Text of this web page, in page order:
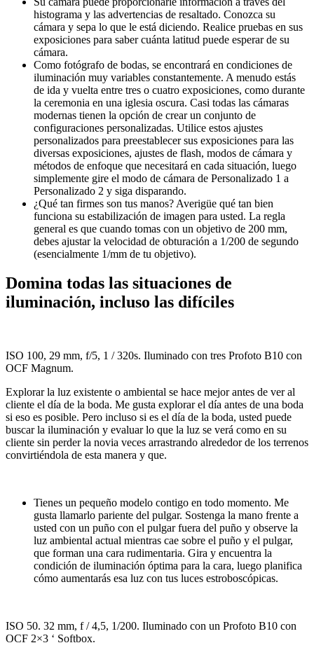
histograma y las advertencias de resaltado. Conozca su
cámara y sepa lo que le está diciendo. Realice pruebas en sus
exposiciones para saber cuánta latitud puede esperar de su
cámara.
Como fotógrafo de bodas, se encontrará en condiciones de
iluminación muy variables constantemente. A menudo estás
de ida y vuelta entre tres o cuatro exposiciones, como durante
la ceremonia en una iglesia oscura. Casi todas las cámaras
modernas tienen la opción de crear un conjunto de
configuraciones personalizadas. Utilice estos ajustes
personalizados para preestablecer sus exposiciones para las
diversas exposiciones, ajustes de flash, modos de cámara y
métodos de enfoque que necesitará en cada situación, luego
simplemente gire el modo de cámara de Personalizado 1 a
Personalizado 2 y siga disparando.
¿Qué tan firmes son tus manos? Averigüe qué tan bien
funciona su estabilización de imagen para usted. La regla
general es que cuando tomas con un objetivo de 200 mm,
debes ajustar la velocidad de obturación a 1/200 de segundo
(esencialmente 1/mm de tu objetivo).
Domina todas las situaciones de
iluminación, incluso las difíciles
ISO 100, 29 mm, f/5, 1 / 320s. Iluminado con tres Profoto B10 con
OCF Magnum.
Explorar la luz existente o ambiental se hace mejor antes de ver al
cliente el día de la boda. Me gusta explorar el día antes de una boda
si eso es posible. Pero incluso si es el día de la boda, usted puede
buscar la iluminación y evaluar lo que la luz se verá como en su
cliente sin perder la novia veces arrastrando alrededor de los terrenos
convirtiéndola de esta manera y que.
Tienes un pequeño modelo contigo en todo momento. Me
gusta llamarlo pariente del pulgar. Sostenga la mano frente a
usted con un puño con el pulgar fuera del puño y observe la
luz ambiental actual mientras cae sobre el puño y el pulgar,
que forman una cara rudimentaria. Gira y encuentra la
condición de iluminación óptima para la cara, luego planifica
cómo aumentarás esa luz con tus luces estroboscópicas.
ISO 50. 32 mm, f / 4,5, 1/200. Iluminado con un Profoto B10 con
OCF 2×3 ‘ Softbox.